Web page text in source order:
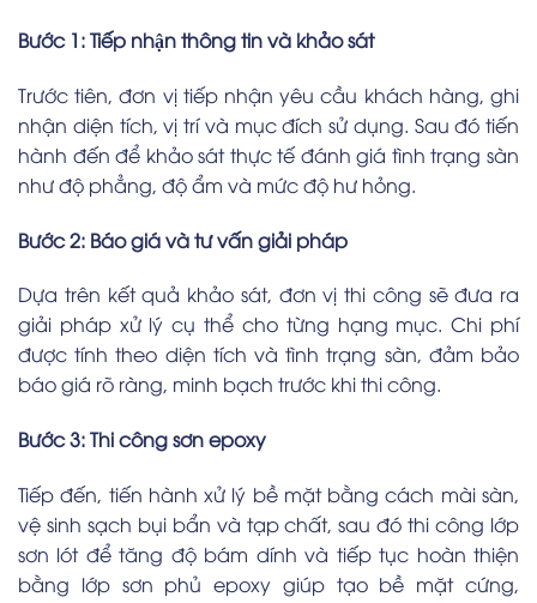
Bước 1: Tiếp nhận thông tin và khảo sát
Trước tiên, đơn vị tiếp nhận yêu cầu khách hàng, ghi
nhận diện tích, vị trí và mục đích sử dụng. Sau đó tiến
hành đến để khảo sát thực tế đánh giá tình trạng sàn
như độ phẳng, độ ẩm và mức độ hư hỏng.
Bước 2: Báo giá và tư vấn giải pháp
Dựa trên kết quả khảo sát, đơn vị thi công sẽ đưa ra
giải pháp xử lý cụ thể cho từng hạng mục. Chi phí
được tính theo diện tích và tình trạng sàn, đảm bảo
báo giá rõ ràng, minh bạch trước khi thi công.
Bước 3: Thi công sơn epoxy
Tiếp đến, tiến hành xử lý bề mặt bằng cách mài sàn,
vệ sinh sạch bụi bẩn và tạp chất, sau đó thi công lớp
sơn lót để tăng độ bám dính và tiếp tục hoàn thiện
bằng lớp sơn phủ epoxy giúp tạo bề mặt cứng,